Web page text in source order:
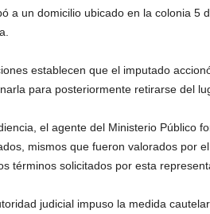
a un domicilio ubicado en la colonia 5
establecen que el imputado
para posteriormente retirarse del
el agente del Ministerio Público
mismos que fueron valorados por
términos solicitados por esta
judicial impuso la medida